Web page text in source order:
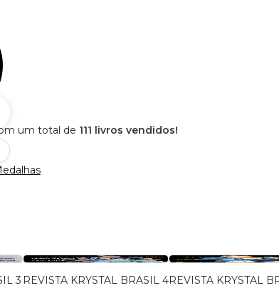
um total de 111 livros vendidos!
3 REVISTA KRYSTAL BRASIL 4REVISTA KRYSTAL